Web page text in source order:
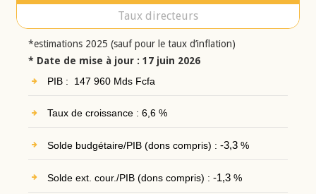
Taux directeurs
*estimations 2025 (sauf pour le taux d’inflation)
* Date de mise à jour : 17 juin 2026
PIB : 147 960 Mds Fcfa
Taux de croissance : 6,6 %
Solde budgétaire/PIB (dons compris) : -3,3%
Solde ext. cour./PIB (dons compris) : -1,3%